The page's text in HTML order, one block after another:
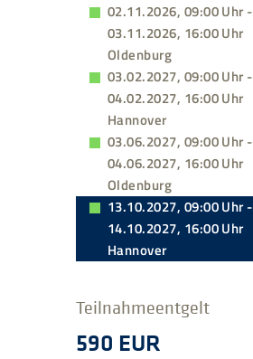
02.11.2026, 09:00 Uhr -
03.11.2026, 16:00 Uhr
Oldenburg
03.02.2027, 09:00 Uhr -
04.02.2027, 16:00 Uhr
Hannover
03.06.2027, 09:00 Uhr -
04.06.2027, 16:00 Uhr
Oldenburg
13.10.2027, 09:00 Uhr -
14.10.2027, 16:00 Uhr
Hannover
Teilnahmeentgelt
590 EUR